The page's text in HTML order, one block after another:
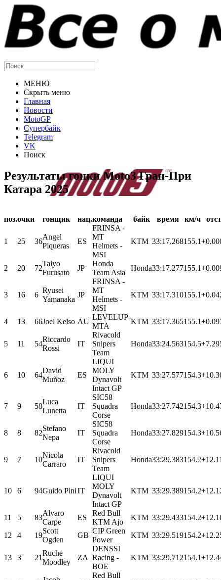
МЕНЮ
Скрыть меню
Главная
Новости
MotoGP
Супербайк
Telegram
VK
Поиск
Результаты гонки Moto3 Гран-При
Катара 2025
поз.очки гонщик нац.команда байк время км/ч
1 25 36
Angel
Piqueras
ES
FRINSA -
MT
Helmets -
MSI
KTM 33:17.268155.1
2 20 72
Taiyo
Furusato
JP
Honda
Team Asia
Honda33:17.277155.1
3 16 6
Ryusei
Yamanaka
JP
FRINSA -
MT
Helmets -
MSI
KTM 33:17.310155.1
4 13 66Joel Kelso AU
LEVELUP-
MTA
KTM 33:17.365155.1
5 11 54
Riccardo
Rossi
IT
Rivacold
Snipers
Team
Honda33:24.563154.5
6 10 64
David
Muñoz
ES
LIQUI
MOLY
Dynavolt
Intact GP
KTM 33:27.577154.3
7 9 58
Luca
Lunetta
IT
SIC58
Squadra
Corse
Honda33:27.742154.3
8 8 82
Stefano
Nepa
IT
SIC58
Squadra
Corse
Honda33:27.829154.3
9 7 10
Nicola
Carraro
IT
Rivacold
Snipers
Team
Honda33:29.383154.2
10 6 94Guido PiniIT
LIQUI
MOLY
Dynavolt
Intact GP
KTM 33:29.389154.2
11 5 83
Alvaro
Carpe
ES
Red Bull
KTM Ajo
KTM 33:29.433154.2
12 4 19
Scott
Ogden
GB
CIP Green
Power
KTM 33:29.519154.2
13 3 21
Ruche
Moodley
ZA
DENSSI
Racing -
BOE
KTM 33:29.712154.1
Red Bull